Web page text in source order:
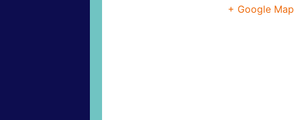
+ Google Map